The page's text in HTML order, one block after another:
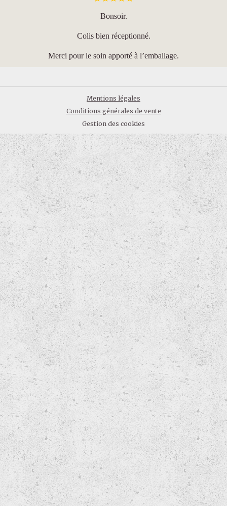
Bonsoir.
Colis bien réceptionné.
Merci pour le soin apporté à l’emballage.
Mentions légales
Conditions générales de vente
Gestion des cookies